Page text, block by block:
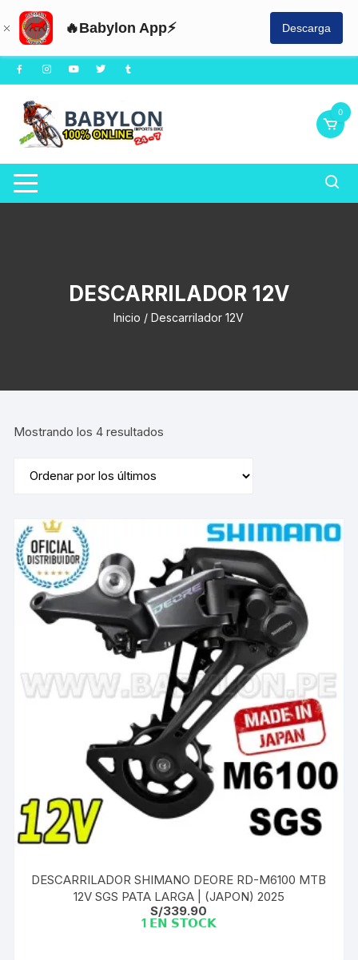
🔥Babylon App⚡ Descarga
Saltar
al
contenido
0
DESCARRILADOR 12V
Inicio / Descarrilador 12V
Mostrando los 4 resultados
DESCARRILADOR SHIMANO DEORE RD-M6100 MTB
12V SGS PATA LARGA | (JAPON) 2025
S/339.90
1 𝗘𝗡 𝗦𝗧𝗢𝗖𝗞